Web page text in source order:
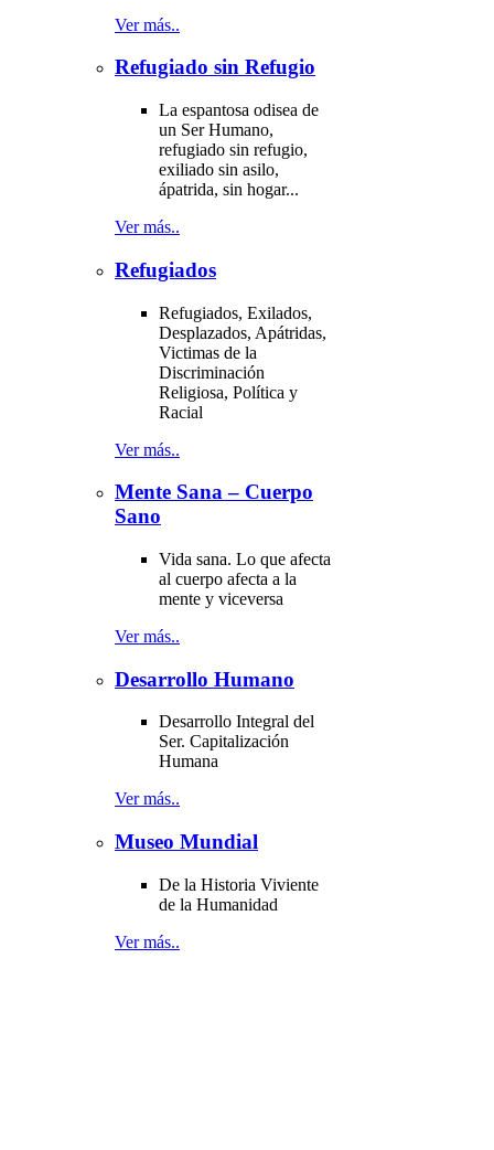
Ver más..
Refugiado sin Refugio
La espantosa odisea de
un Ser Humano,
refugiado sin refugio,
exiliado sin asilo,
ápatrida, sin hogar...
Ver más..
Refugiados
Refugiados, Exilados,
Desplazados, Apátridas,
Victimas de la
Discriminación
Religiosa, Política y
Racial
Ver más..
Mente Sana – Cuerpo
Sano
Vida sana. Lo que afecta
al cuerpo afecta a la
mente y viceversa
Ver más..
Desarrollo Humano
Desarrollo Integral del
Ser. Capitalización
Humana
Ver más..
Museo Mundial
De la Historia Viviente
de la Humanidad
Ver más..